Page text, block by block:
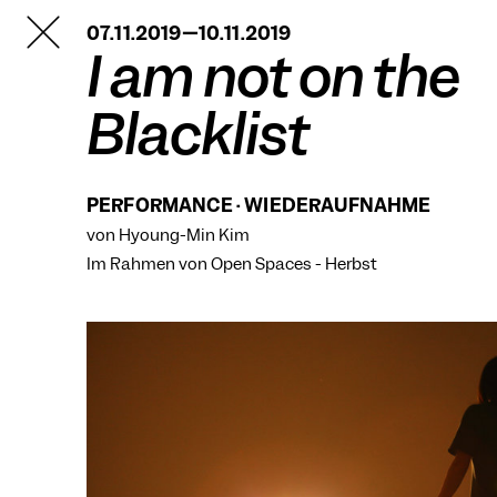
TANZFABRIK
BERLIN07.11.2019—10.11.2019
I am not on the
Blacklist
PERFORMANCE · WIEDERAUFNAHME
von Hyoung-Min Kim
Im Rahmen von Open Spaces - Herbst